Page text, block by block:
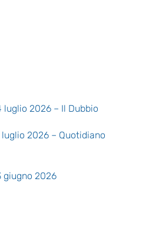
2026 – Il Dubbio
2026 – Quotidiano
giugno 2026